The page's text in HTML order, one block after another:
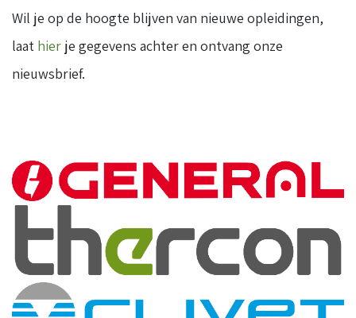
Wil je op de hoogte blijven van nieuwe opleidingen,
laat hier je gegevens achter en ontvang onze
nieuwsbrief.